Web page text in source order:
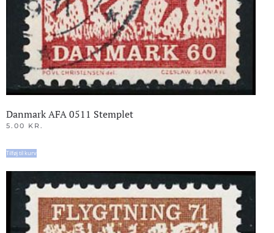
Danmark AFA 0511 Stemplet
5.00 KR.
Tilføj til kurv